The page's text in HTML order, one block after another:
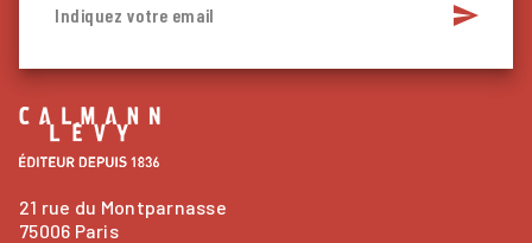
Indiquez votre email send
21 rue du Montparnasse
75006 Paris